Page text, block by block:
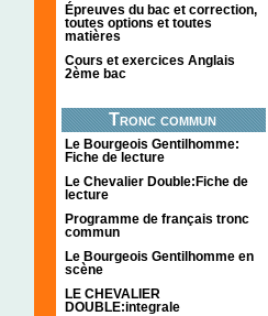
Épreuves du bac et correction,
toutes options et toutes
matières
Cours et exercices Anglais
2ème bac
Tronc commun
Le Bourgeois Gentilhomme:
Fiche de lecture
Le Chevalier Double:Fiche de
lecture
Programme de français tronc
commun
Le Bourgeois Gentilhomme en
scène
LE CHEVALIER
DOUBLE:integrale